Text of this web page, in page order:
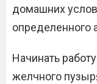
домашних
определенного
Начинать
желчного